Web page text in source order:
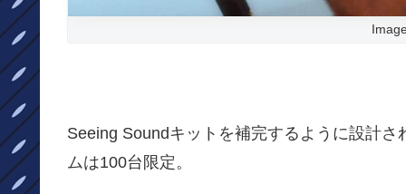
Seeing Soundキットを補完するように設計さ
ムは100台限定。